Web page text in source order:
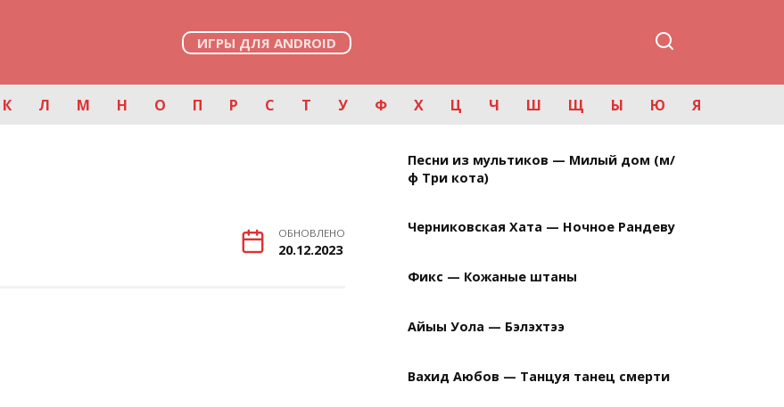
ИГРЫ ДЛЯ ANDROID
К Л М Н О П Р С Т У Ф Х Ц Ч Ш Щ Ы Ю Я
ОБНОВЛЕНО
20.12.2023
Песни из мультиков — Милый дом (м/
ф Три кота)
Черниковская Хата — Ночное Рандеву
Фикс — Кожаные штаны
Айыы Уола — Бэлэхтээ
Вахид Аюбов — Танцуя танец смерти